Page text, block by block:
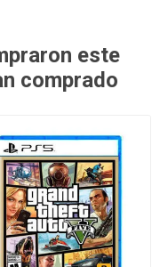
este
comprado